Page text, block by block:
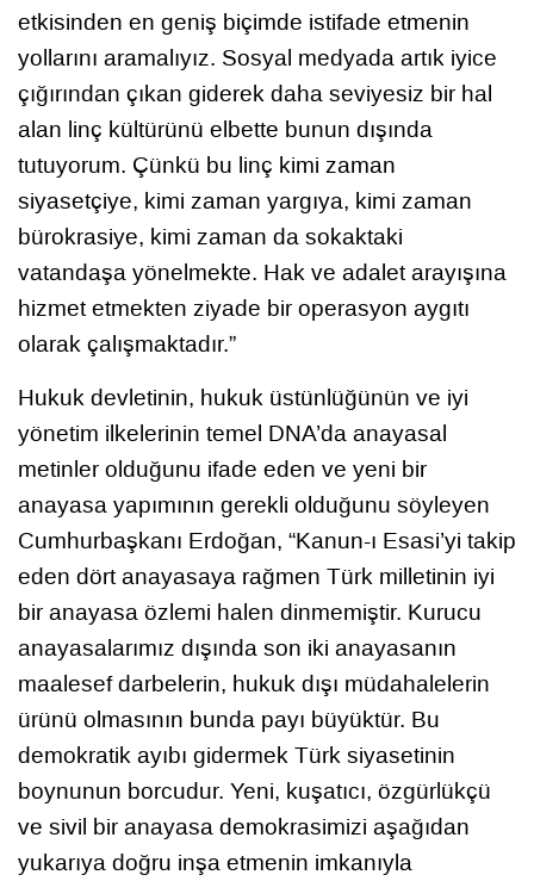
etkisinden en geniş biçimde istifade etmenin
yollarını aramalıyız. Sosyal medyada artık iyice
çığırından çıkan giderek daha seviyesiz bir hal
alan linç kültürünü elbette bunun dışında
tutuyorum. Çünkü bu linç kimi zaman
siyasetçiye, kimi zaman yargıya, kimi zaman
bürokrasiye, kimi zaman da sokaktaki
vatandaşa yönelmekte. Hak ve adalet arayışına
hizmet etmekten ziyade bir operasyon aygıtı
olarak çalışmaktadır.”
Hukuk devletinin, hukuk üstünlüğünün ve iyi
yönetim ilkelerinin temel DNA’da anayasal
metinler olduğunu ifade eden ve yeni bir
anayasa yapımının gerekli olduğunu söyleyen
Cumhurbaşkanı Erdoğan, “Kanun-ı Esasi’yi takip
eden dört anayasaya rağmen Türk milletinin iyi
bir anayasa özlemi halen dinmemiştir. Kurucu
anayasalarımız dışında son iki anayasanın
maalesef darbelerin, hukuk dışı müdahalelerin
ürünü olmasının bunda payı büyüktür. Bu
demokratik ayıbı gidermek Türk siyasetinin
boynunun borcudur. Yeni, kuşatıcı, özgürlükçü
ve sivil bir anayasa demokrasimizi aşağıdan
yukarıya doğru inşa etmenin imkanıyla